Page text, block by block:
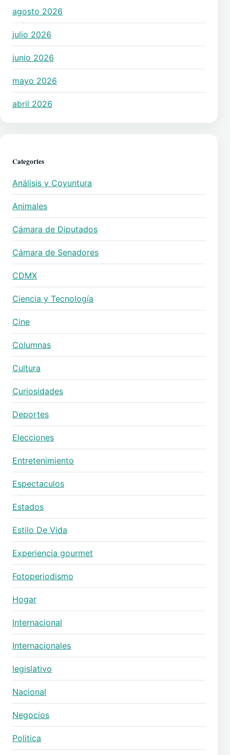
agosto 2026
julio 2026
junio 2026
mayo 2026
abril 2026
Categories
Análisis y Coyuntura
Animales
Cámara de Diputados
Cámara de Senadores
CDMX
Ciencia y Tecnología
Cine
Columnas
Cultura
Curiosidades
Deportes
Elecciones
Entretenimiento
Espectaculos
Estados
Estilo De Vida
Experiencia gourmet
Fotoperiodismo
Hogar
Internacional
Internacionales
legislativo
Nacional
Negocios
Politica